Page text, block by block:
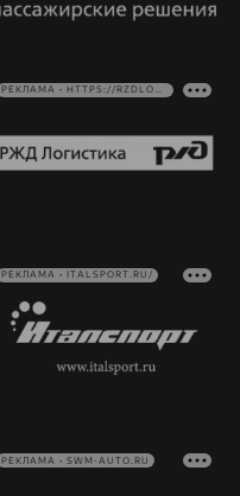
РЕКЛАМА • HTTPS://RZDLOG.RU/
РЕКЛАМА • ITALSPORT.RU/
РЕКЛАМА • SWM-AUTO.RU